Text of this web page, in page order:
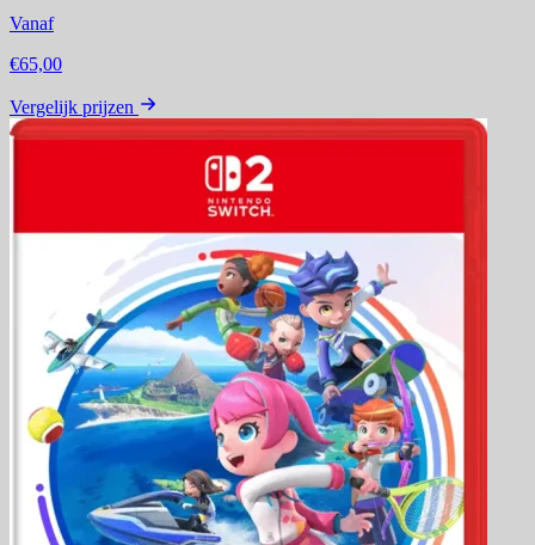
Vanaf
€65,00
Vergelijk prijzen